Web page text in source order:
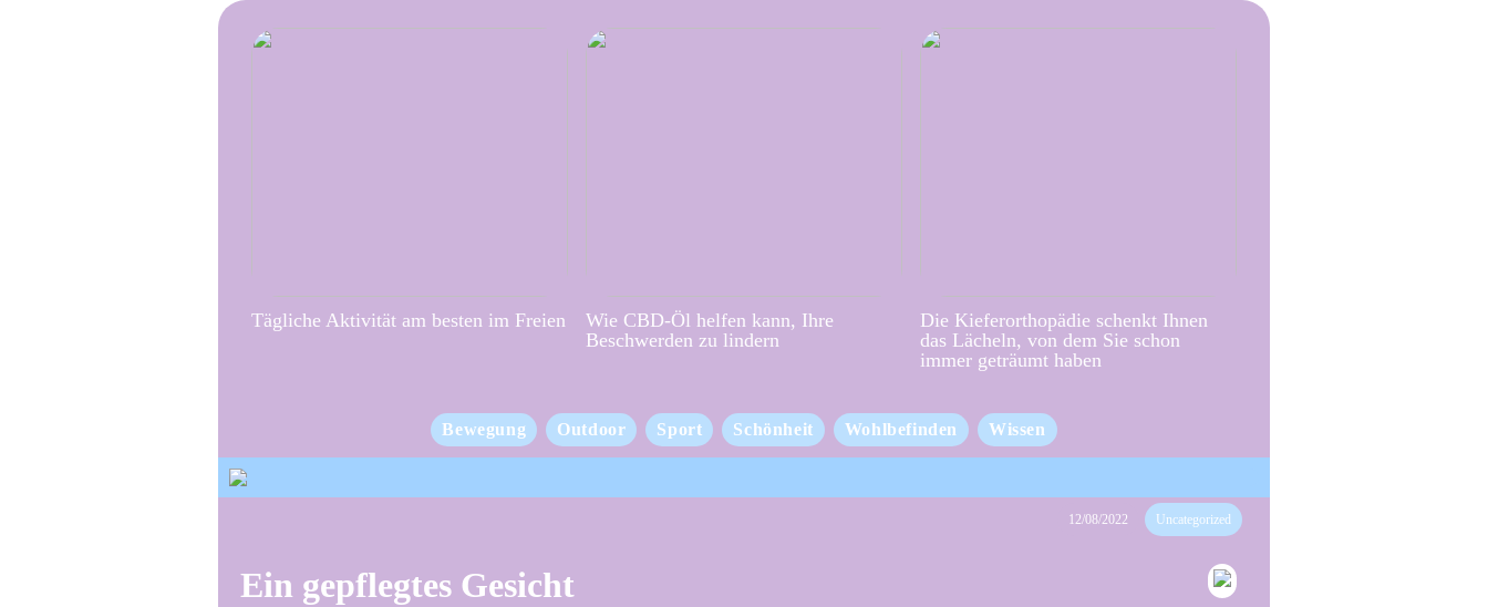
Tägliche Aktivität am besten im Freien
Wie CBD-Öl helfen kann, Ihre
Beschwerden zu lindern
Die Kieferorthopädie schenkt Ihnen
das Lächeln, von dem Sie schon
immer geträumt haben
Bewegung Outdoor Sport Schönheit Wohlbefinden Wissen
12/08/2022 Uncategorized
Ein gepflegtes Gesicht